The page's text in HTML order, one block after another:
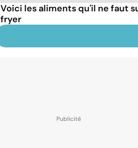
Voici les aliments qu'il ne faut
fryer